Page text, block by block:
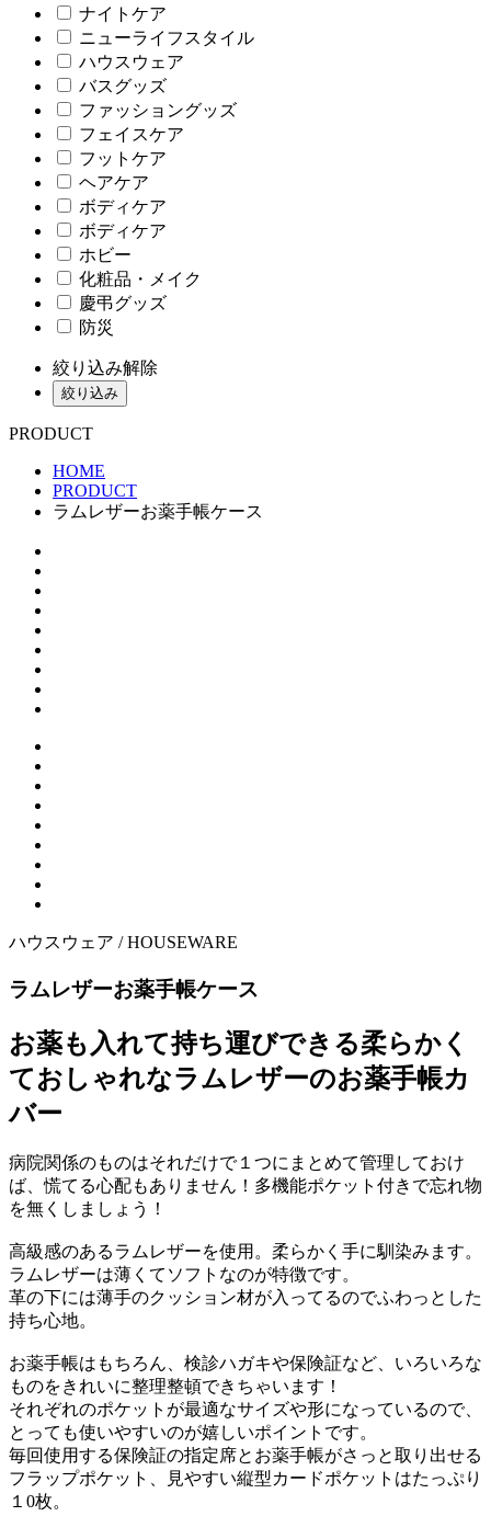
ナイトケア
ニューライフスタイル
ハウスウェア
バスグッズ
ファッショングッズ
フェイスケア
フットケア
ヘアケア
ボディケア
ボディケア
ホビー
化粧品・メイク
慶弔グッズ
防災
絞り込み解除
絞り込み
PRODUCT
HOME
PRODUCT
ラムレザーお薬手帳ケース
ハウスウェア /HOUSEWARE
ラムレザーお薬手帳ケース
お薬も入れて持ち運びできる柔らかく
ておしゃれなラムレザーのお薬手帳カ
バー
病院関係のものはそれだけで１つにまとめて管理しておけ
ば、慌てる心配もありません！多機能ポケット付きで忘れ物
を無くしましょう！
高級感のあるラムレザーを使用。柔らかく手に馴染みます。
ラムレザーは薄くてソフトなのが特徴です。
革の下には薄手のクッション材が入ってるのでふわっとした
持ち心地。
お薬手帳はもちろん、検診ハガキや保険証など、いろいろな
ものをきれいに整理整頓できちゃいます！
それぞれのポケットが最適なサイズや形になっているので、
とっても使いやすいのが嬉しいポイントです。
毎回使用する保険証の指定席とお薬手帳がさっと取り出せる
フラップポケット、見やすい縦型カードポケットはたっぷり
１0枚。